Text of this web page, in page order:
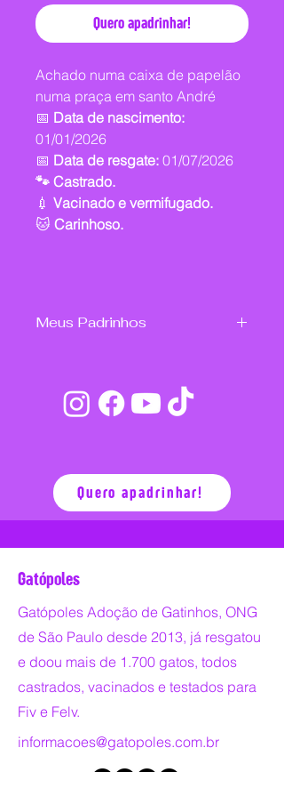
Quero apadrinhar!
Achado numa caixa de papelão
numa praça em santo André
📅 Data de nascimento:
01/01/2026
📅 Data de resgate: 01/07/2026
🐾 Castrado.
💉 Vacinado e vermifugado.
🐱 Carinhoso.
Meus Padrinhos
Quero apadrinhar!
Gatópoles
Gatópoles Adoção de Gatinhos, ONG
de São Paulo desde 2013, já resgatou
e doou mais de 1.700 gatos, todos
castrados, vacinados e testados para
Fiv e Felv.
informacoes@gatopoles.com.br